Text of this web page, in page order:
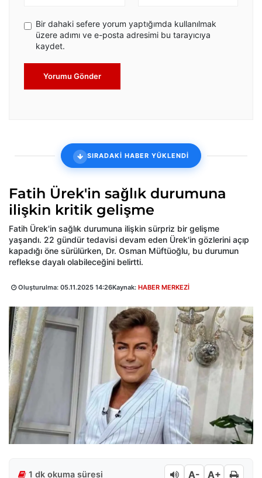
Bir dahaki sefere yorum yaptığımda kullanılmak
üzere adımı ve e-posta adresimi bu tarayıcıya
kaydet.
Yorumu Gönder
SIRADAKİ HABER YÜKLENDİ
Fatih Ürek'in sağlık durumuna
ilişkin kritik gelişme
Fatih Ürek'in sağlık durumuna ilişkin sürpriz bir gelişme
yaşandı. 22 gündür tedavisi devam eden Ürek'in gözlerini açıp
kapadığı öne sürülürken, Dr. Osman Müftüoğlu, bu durumun
reflekse dayalı olabileceğini belirtti.
Oluşturulma: 05.11.2025 14:26Kaynak: HABER MERKEZİ
1 dk okuma süresi A- A+